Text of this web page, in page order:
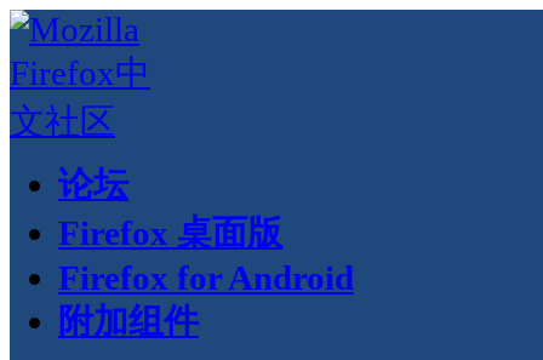
论坛
Firefox 桌面版
Firefox for Android
附加组件